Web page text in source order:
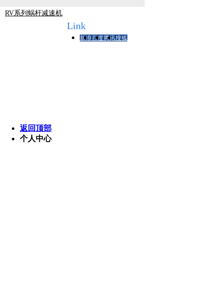
RV系列蜗杆减速机
友情链接Link
新浪百度腾讯搜狐
返回顶部
个人中心